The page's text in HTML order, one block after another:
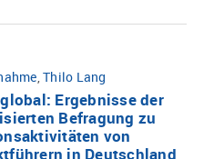
,Thilo Lang
Ergebnisse der
Befragung zu
von
in Deutschland